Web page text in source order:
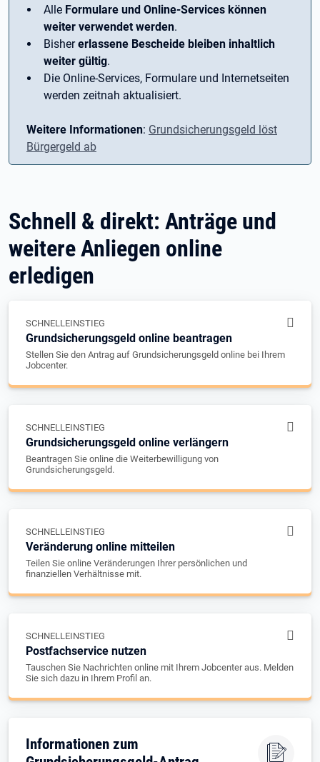
Alle Formulare und Online-Services können
weiter verwendet werden.
Bishererlassene Bescheide bleiben inhaltlich
weiter gültig.
Die Online-Services, Formulare und Internetseiten
werden zeitnah aktualisiert.
Weitere Informationen: Grundsicherungsgeld löst
Bürgergeld ab
Schnell & direkt: Anträge und
weitere Anliegen online
erledigen
SCHNELLEINSTIEG
Grundsicherungsgeld online beantragen
Stellen Sie den Antrag auf Grundsicherungsgeld online bei Ihrem
Jobcenter.
SCHNELLEINSTIEG
Grundsicherungsgeld online verlängern
Beantragen Sie online die Weiterbewilligung von
Grundsicherungsgeld.
SCHNELLEINSTIEG
Veränderung online mitteilen
Teilen Sie online Veränderungen Ihrer persönlichen und
finanziellen Verhältnisse mit.
SCHNELLEINSTIEG
Postfachservice nutzen
Tauschen Sie Nachrichten online mit Ihrem Jobcenter aus. Melden
Sie sich dazu in Ihrem Profil an.
Informationen zum